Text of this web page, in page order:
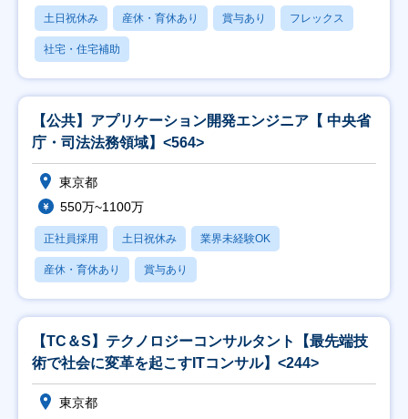
土日祝休み 産休・育休あり 賞与あり フレックス
社宅・住宅補助
【公共】アプリケーション開発エンジニア【 中央省
庁・司法法務領域】<564>
東京都
550万~1100万
正社員採用 土日祝休み 業界未経験OK
産休・育休あり 賞与あり
【TC＆S】テクノロジーコンサルタント【最先端技
術で社会に変革を起こすITコンサル】<244>
東京都